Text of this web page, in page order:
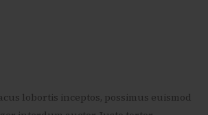
lobortis inceptos, possimus euismod